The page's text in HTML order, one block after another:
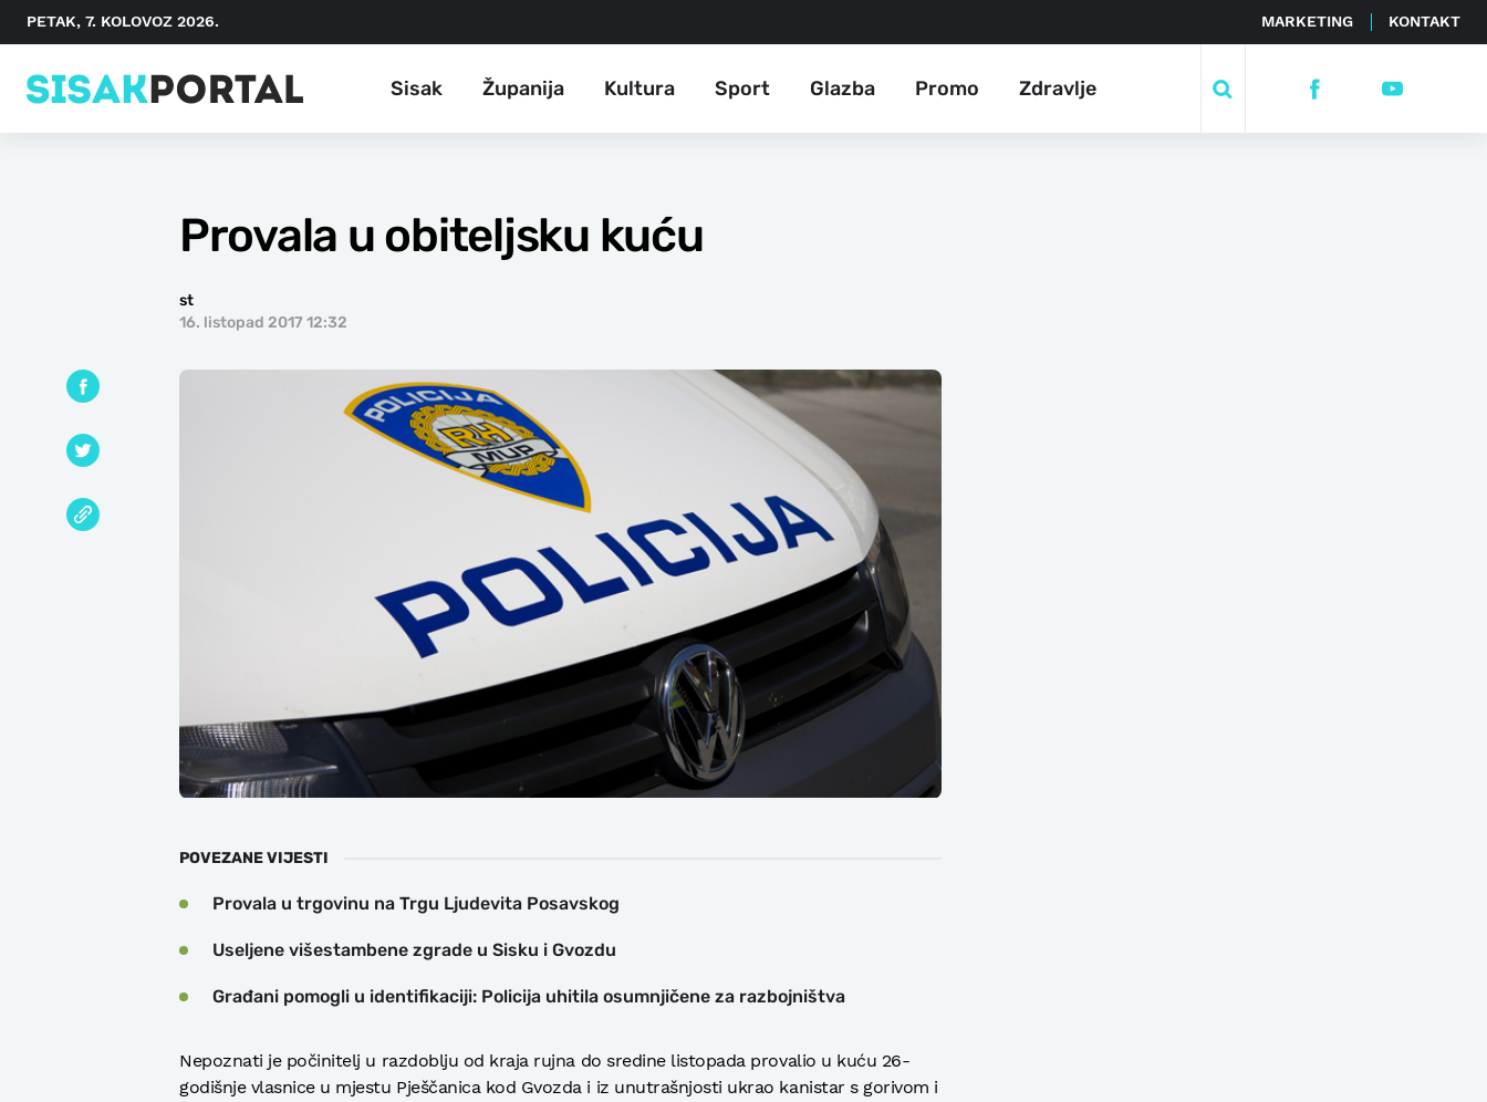
PETAK, 7. KOLOVOZ 2026. MARKETING KONTAKT
Sisak Županija Kultura Sport Glazba Promo Zdravlje
Provala u obiteljsku kuću
st
16. listopad 2017 12:32
POVEZANE VIJESTI
​Provala u trgovinu na Trgu Ljudevita Posavskog
Useljene višestambene zgrade u Sisku i Gvozdu
Građani pomogli u identifikaciji: Policija uhitila osumnjičene za razbojništva
Nepoznati je počinitelj u razdoblju od kraja rujna do sredine listopada provalio u kuću 26-
godišnje vlasnice u mjestu Pješčanica kod Gvozda i iz unutrašnjosti ukrao kanistar s gorivom i